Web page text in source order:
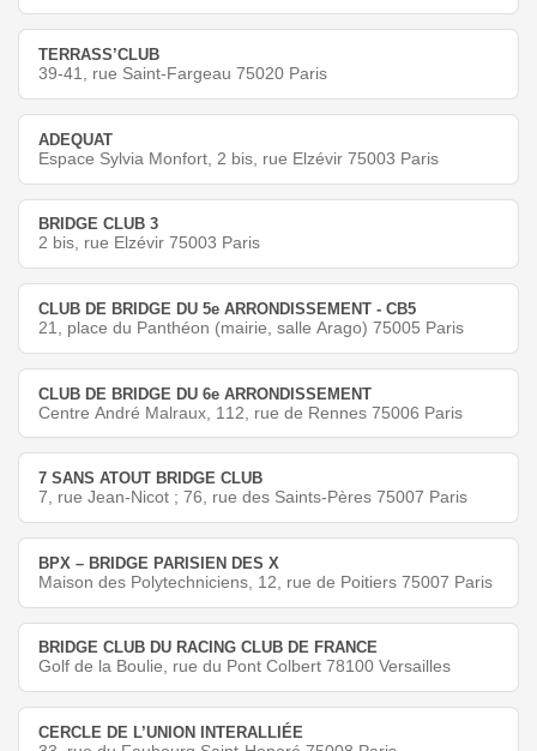
TERRASS’CLUB
39-41, rue Saint-Fargeau 75020 Paris
ADEQUAT
Espace Sylvia Monfort, 2 bis, rue Elzévir 75003 Paris
BRIDGE CLUB 3
2 bis, rue Elzévir 75003 Paris
CLUB DE BRIDGE DU 5e ARRONDISSEMENT - CB5
21, place du Panthéon (mairie, salle Arago) 75005 Paris
CLUB DE BRIDGE DU 6e ARRONDISSEMENT
Centre André Malraux, 112, rue de Rennes 75006 Paris
7 SANS ATOUT BRIDGE CLUB
7, rue Jean-Nicot ; 76, rue des Saints-Pères 75007 Paris
BPX – BRIDGE PARISIEN DES X
Maison des Polytechniciens, 12, rue de Poitiers 75007 Paris
BRIDGE CLUB DU RACING CLUB DE FRANCE
Golf de la Boulie, rue du Pont Colbert 78100 Versailles
CERCLE DE L’UNION INTERALLIÉE